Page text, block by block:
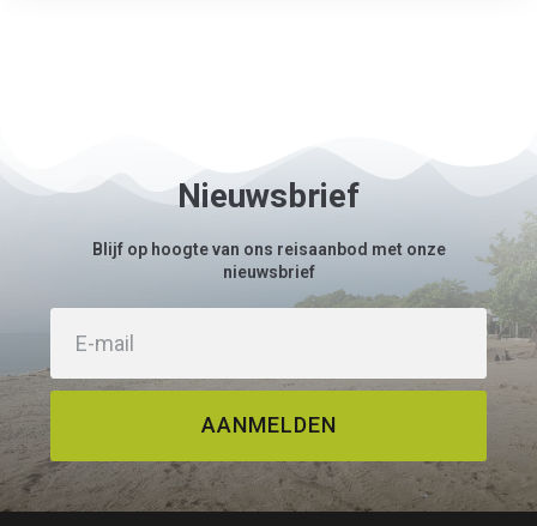
Nieuwsbrief
Blijf op hoogte van ons reisaanbod met onze
nieuwsbrief
AANMELDEN